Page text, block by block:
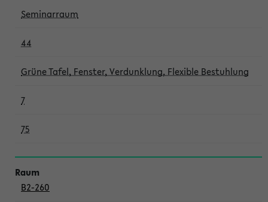
Seminarraum
44
Grüne Tafel, Fenster, Verdunklung, Flexible Bestuhlung
7
75
B2-260